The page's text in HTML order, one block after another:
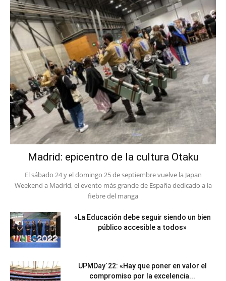
Madrid: epicentro de la cultura Otaku
El sábado 24 y el domingo 25 de septiembre vuelve la Japan
Weekend a Madrid, el evento más grande de España dedicado a la
fiebre del manga
«La Educación debe seguir siendo un bien
público accesible a todos»
UPMDay´22: «Hay que poner en valor el
compromiso por la excelencia...